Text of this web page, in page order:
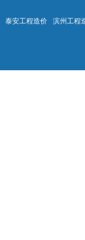
泰安工程造价 滨州工程